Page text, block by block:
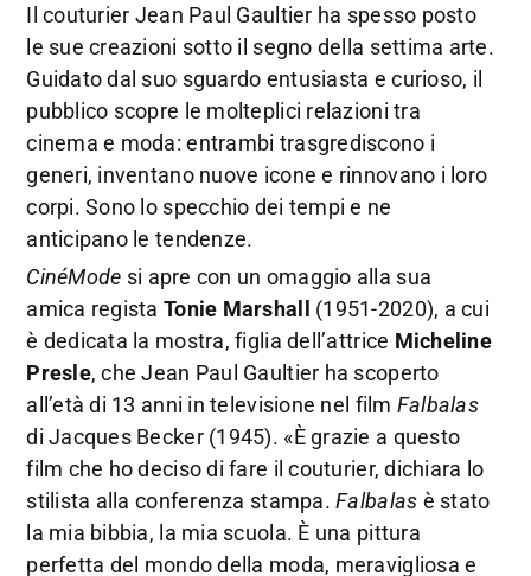
Il couturier Jean Paul Gaultier ha spesso posto
le sue creazioni sotto il segno della settima arte.
Guidato dal suo sguardo entusiasta e curioso, il
pubblico scopre le molteplici relazioni tra
cinema e moda: entrambi trasgrediscono i
generi, inventano nuove icone e rinnovano i loro
corpi. Sono lo specchio dei tempi e ne
anticipano le tendenze.
CinéMode si apre con un omaggio alla sua
amica registaTonie Marshall
(1951-2020), a cui
è dedicata la mostra, figlia dell’attrice Micheline
Presle, che Jean Paul Gaultier ha scoperto
all’età di 13 anni in televisione nel film Falbalas
di Jacques Becker (1945). «È grazie a questo
film che ho deciso di fare il couturier, dichiara lo
stilista alla conferenza stampa.Falbalas è stato
la mia bibbia, la mia scuola. È una pittura
perfetta del mondo della moda, meravigliosa e